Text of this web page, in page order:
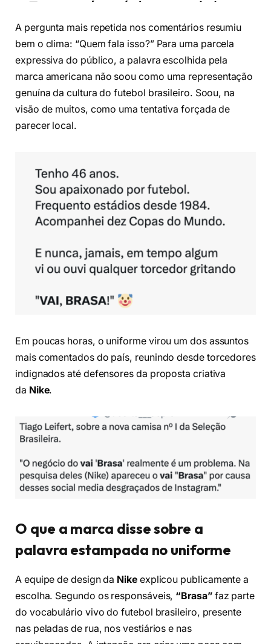
A pergunta mais repetida nos comentários resumiu
bem o clima: “Quem fala isso?” Para uma parcela
expressiva do público, a palavra escolhida pela
marca americana não soou como uma representação
genuína da cultura do futebol brasileiro. Soou, na
visão de muitos, como uma tentativa forçada de
parecer local.
Em poucas horas, o uniforme virou um dos assuntos
mais comentados do país, reunindo desde torcedores
indignados até defensores da proposta criativa
da Nike.
O que a marca disse sobre a
palavra estampada no uniforme
A equipe de design da Nikeexplicou publicamente a
escolha. Segundo os responsáveis, “Brasa”faz parte
do vocabulário vivo do futebol brasileiro, presente
nas peladas de rua, nos vestiários e nas